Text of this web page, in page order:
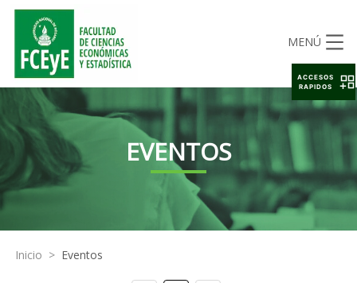
MENÚ
EVENTOS
Inicio > Eventos
ACCESOS
RAPIDOS